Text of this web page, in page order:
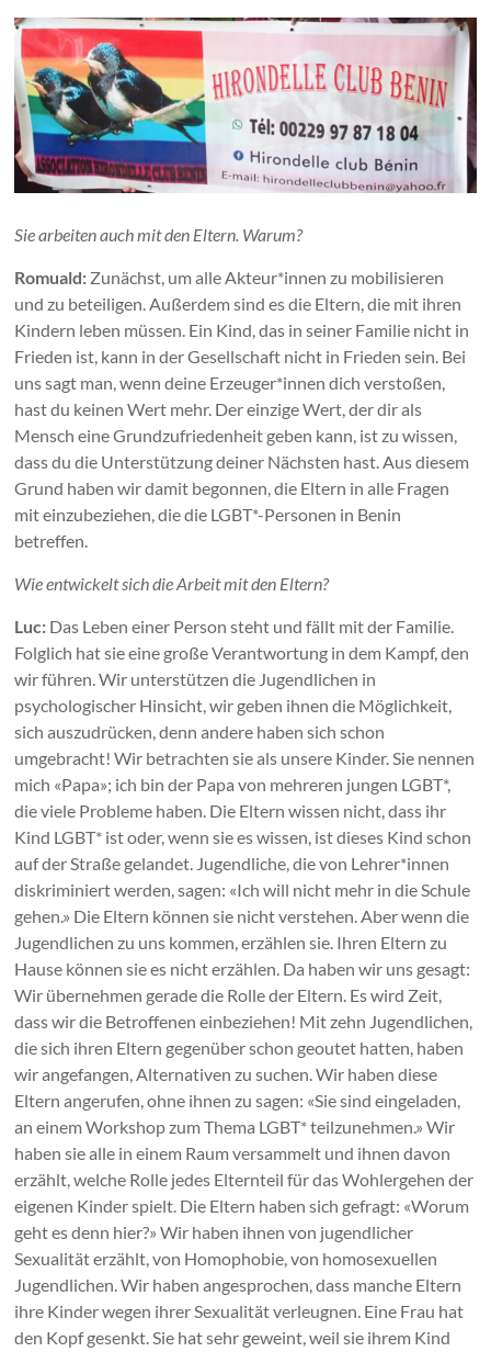
Sie arbeiten auch mit den Eltern. Warum?
Romuald: Zunächst, um alle Akteur*innen zu mobilisieren
und zu beteiligen. Außerdem sind es die Eltern, die mit ihren
Kindern leben müssen. Ein Kind, das in seiner Familie nicht in
Frieden ist, kann in der Gesellschaft nicht in Frieden sein. Bei
uns sagt man, wenn deine Erzeuger*innen dich verstoßen,
hast du keinen Wert mehr. Der einzige Wert, der dir als
Mensch eine Grundzufriedenheit geben kann, ist zu wissen,
dass du die Unterstützung deiner Nächsten hast. Aus diesem
Grund haben wir damit begonnen, die Eltern in alle Fragen
mit einzubeziehen, die die LGBT*-Personen in Benin
betreffen.
Wie entwickelt sich die Arbeit mit den Eltern?
Luc: Das Leben einer Person steht und fällt mit der Familie.
Folglich hat sie eine große Verantwortung in dem Kampf, den
wir führen. Wir unterstützen die Jugendlichen in
psychologischer Hinsicht, wir geben ihnen die Möglichkeit,
sich auszudrücken, denn andere haben sich schon
umgebracht! Wir betrachten sie als unsere Kinder. Sie nennen
mich «Papa»; ich bin der Papa von mehreren jungen LGBT*,
die viele Probleme haben. Die Eltern wissen nicht, dass ihr
Kind LGBT* ist oder, wenn sie es wissen, ist dieses Kind schon
auf der Straße gelandet. Jugendliche, die von Lehrer*innen
diskriminiert werden, sagen: «Ich will nicht mehr in die Schule
gehen.» Die Eltern können sie nicht verstehen. Aber wenn die
Jugendlichen zu uns kommen, erzählen sie. Ihren Eltern zu
Hause können sie es nicht erzählen. Da haben wir uns gesagt:
Wir übernehmen gerade die Rolle der Eltern. Es wird Zeit,
dass wir die Betroffenen einbeziehen! Mit zehn Jugendlichen,
die sich ihren Eltern gegenüber schon geoutet hatten, haben
wir angefangen, Alternativen zu suchen. Wir haben diese
Eltern angerufen, ohne ihnen zu sagen: «Sie sind eingeladen,
an einem Workshop zum Thema LGBT* teilzunehmen.» Wir
haben sie alle in einem Raum versammelt und ihnen davon
erzählt, welche Rolle jedes Elternteil für das Wohlergehen der
eigenen Kinder spielt. Die Eltern haben sich gefragt: «Worum
geht es denn hier?» Wir haben ihnen von jugendlicher
Sexualität erzählt, von Homophobie, von homosexuellen
Jugendlichen. Wir haben angesprochen, dass manche Eltern
ihre Kinder wegen ihrer Sexualität verleugnen. Eine Frau hat
den Kopf gesenkt. Sie hat sehr geweint, weil sie ihrem Kind